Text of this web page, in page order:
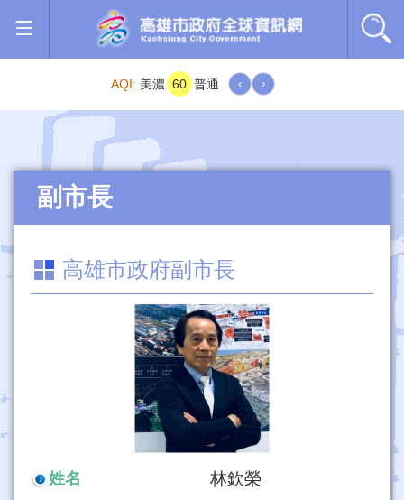
跳到主要內容區塊
AQI: 美濃 60 普通 ‹ ›
副市長
高雄市政府副市長
姓名 林欽榮